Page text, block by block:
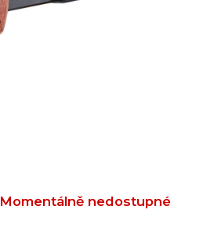
Momentálně nedostupné